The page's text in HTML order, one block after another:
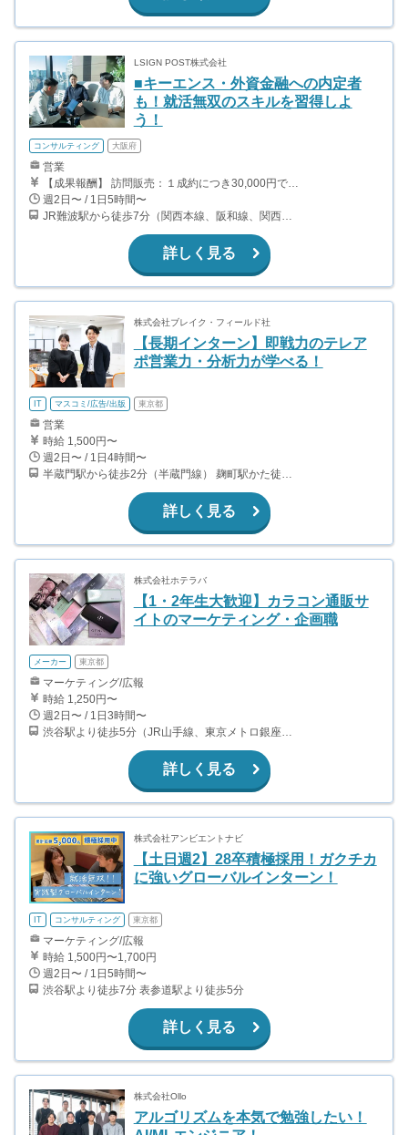
LSIGN POST株式会社
■キーエンス・外資金融への内定者
も！就活無双のスキルを習得しよ
う！
コンサルティング 大阪府
営業
【成果報酬】 訪問販売：１成約につき30,000円です。 例えば、光インターネットの成約であれば、平均的に2.5日で1件の契約が見込めます。（12,000円/1日6時間稼働） ＜月収例＞月に100万以上稼ぐ方もいます！ ・月5件成約：150,000円 ・月15件成約：450,000円 ・月30成約：900,000円➕マネジメントインセンティブ300,000円 合計1,200,000円 時給換算で2,000円程度が、平均的なインターン生の報酬となっています。
週2日〜 / 1日5時間〜
JR難波駅から徒歩7分（関西本線、阪和線、関西空港線） 大阪難波駅から徒歩13分（近鉄奈良線、阪神なんば線） 桜川駅から徒歩4分（大阪メトロ千日前線、阪神なんば線）
詳しく見る
株式会社ブレイク・フィールド社
【長期インターン】即戦力のテレア
ポ営業力・分析力が学べる！
IT マスコミ/広告/出版 東京都
営業
時給 1,500円〜
週2日〜 / 1日4時間〜
半蔵門駅から徒歩2分（半蔵門線） 麹町駅かた徒歩10分（有楽町線）
詳しく見る
株式会社ホテラバ
【1・2年生大歓迎】カラコン通販サ
イトのマーケティング・企画職
メーカー 東京都
マーケティング/広報
時給 1,250円〜
週2日〜 / 1日3時間〜
渋谷駅より徒歩5分（JR山手線、東京メトロ銀座・半蔵門・副都心線）
詳しく見る
株式会社アンビエントナビ
【土日週2】28卒積極採用！ガクチカ
に強いグローバルインターン！
IT コンサルティング 東京都
マーケティング/広報
時給 1,500円〜1,700円
週2日〜 / 1日5時間〜
渋谷駅より徒歩7分 表参道駅より徒歩5分
詳しく見る
株式会社Ollo
アルゴリズムを本気で勉強したい！